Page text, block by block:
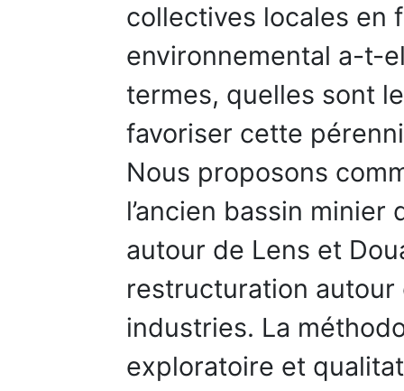
collectives locales en
environnemental a-t-
termes, quelles sont
favoriser cette
Nous proposons
l’ancien bassin
autour de Lens et
restructuration
industries. La
exploratoire et